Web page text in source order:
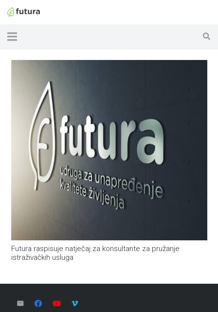
Futura raspisuje natječaj za konsultante za pružanje
istraživačkih usluga